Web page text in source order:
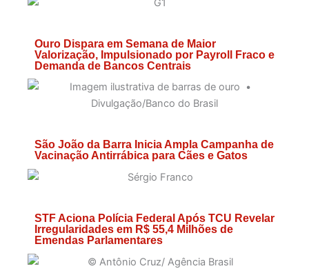
Ouro Dispara em Semana de Maior
Valorização, Impulsionado por Payroll Fraco e
Demanda de Bancos Centrais
São João da Barra Inicia Ampla Campanha de
Vacinação Antirrábica para Cães e Gatos
STF Aciona Polícia Federal Após TCU Revelar
Irregularidades em R$ 55,4 Milhões de
Emendas Parlamentares